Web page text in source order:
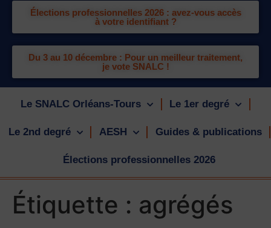
Élections professionnelles 2026 : avez-vous accès
à votre identifiant ?
Du 3 au 10 décembre : Pour un meilleur traitement,
je vote SNALC !
Le SNALC Orléans-Tours Le 1er degré
Le 2nd degré AESH Guides & publications
Élections professionnelles 2026
Étiquette : agrégés